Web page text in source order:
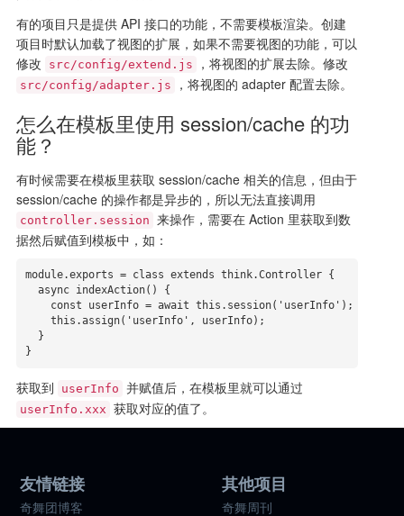
有的项目只是提供 API 接口的功能，不需要模板渲染。创建
项目时默认加载了视图的扩展，如果不需要视图的功能，可以
修改
src/config/extend.js ，将视图的扩展去除。修改
src/config/adapter.js ，将视图的 adapter 配置去除。
怎么在模板里使用 session/cache 的功
能？
有时候需要在模板里获取 session/cache 相关的信息，但由于
session/cache 的操作都是异步的，所以无法直接调用
controller.session 来操作，需要在 Action 里获取到数
据然后赋值到模板中，如：
module.exports = class extends think.Controller {
}
获取到 userInfo 并赋值后，在模板里就可以通过
userInfo.xxx 获取对应的值了。
友情链接
奇舞团博客
其他项目
奇舞周刊